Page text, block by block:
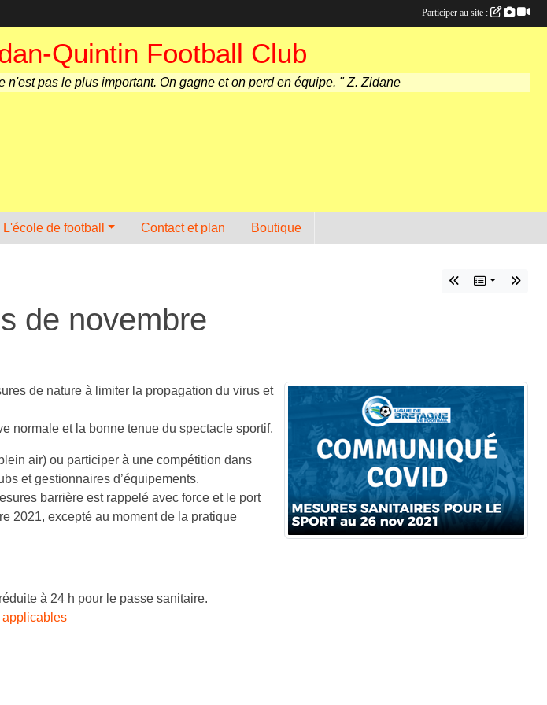
Quintin Football Club
n'est pas le plus important. On gagne et on perd en équipe. " Z. Zidane
L'école de football Contact et plan Boutique
de novembre
de nature à limiter la propagation du virus et
normale et la bonne tenue du spectacle sportif.
air) ou participer à une compétition dans
et gestionnaires d’équipements.
barrière est rappelé avec force et le port
2021, excepté au moment de la pratique
à 24 h pour le passe sanitaire.
applicables
Participer au site :